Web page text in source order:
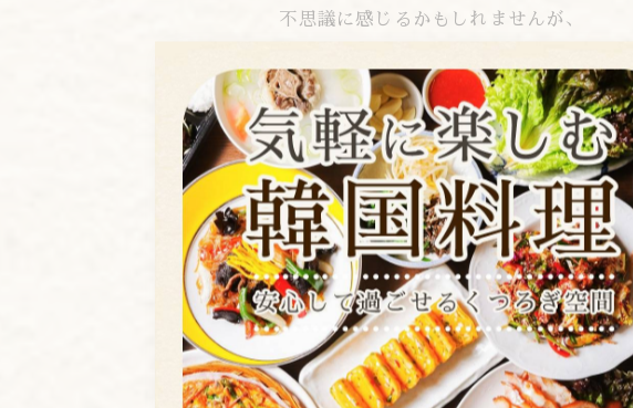
不思議に感じるかもしれませんが、
と言われています。
私は年中いつでもチヂミを食べたいと
思っていますが笑
これから梅雨入りをすると
雨の日が続くかと思いますが、
よ～く耳をすまして聞いてみて下さい！
だんだんとチヂミが食べたくなってくるかも？